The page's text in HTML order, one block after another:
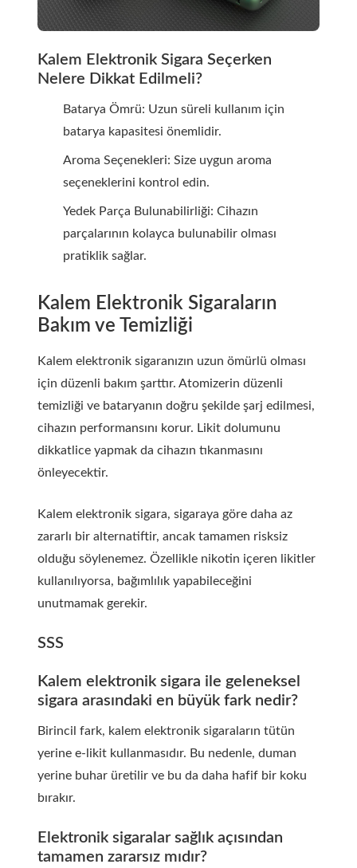
Kalem Elektronik Sigara Seçerken
Nelere Dikkat Edilmeli?
Batarya Ömrü: Uzun süreli kullanım için
batarya kapasitesi önemlidir.
Aroma Seçenekleri: Size uygun aroma
seçeneklerini kontrol edin.
Yedek Parça Bulunabilirliği: Cihazın
parçalarının kolayca bulunabilir olması
pratiklik sağlar.
Kalem Elektronik Sigaraların
Bakım ve Temizliği
Kalem elektronik sigaranızın uzun ömürlü olması
için düzenli bakım şarttır. Atomizerin düzenli
temizliği ve bataryanın doğru şekilde şarj edilmesi,
cihazın performansını korur. Likit dolumunu
dikkatlice yapmak da cihazın tıkanmasını
önleyecektir.
Kalem elektronik sigara, sigaraya göre daha az
zararlı bir alternatiftir, ancak tamamen risksiz
olduğu söylenemez. Özellikle nikotin içeren likitler
kullanılıyorsa, bağımlılık yapabileceğini
unutmamak gerekir.
SSS
Kalem elektronik sigara ile geleneksel
sigara arasındaki en büyük fark nedir?
Birincil fark, kalem elektronik sigaraların tütün
yerine e-likit kullanmasıdır. Bu nedenle, duman
yerine buhar üretilir ve bu da daha hafif bir koku
bırakır.
Elektronik sigaralar sağlık açısından
tamamen zararsız mıdır?